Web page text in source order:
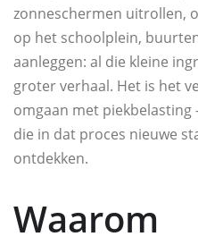
zonneschermen uitrollen,
op het schoolplein,
aanleggen: al die kleine
groter verhaal. Het is het
omgaan met
die in dat proces nieuwe
ontdekken.
Waarom